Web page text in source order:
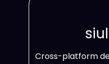
Cross-platform